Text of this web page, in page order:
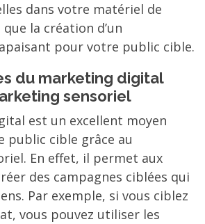
dans votre matériel de
la création d’un
pour votre public cible.
du marketing digital
sensoriel
est un excellent moyen
public cible grâce au
En effet, il permet aux
des campagnes ciblées qui
Par exemple, si vous ciblez
vous pouvez utiliser les